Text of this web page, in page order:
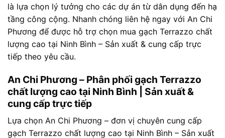
là lựa chọn lý tưởng cho các dự án từ dân dụng đến hạ
tầng công cộng. Nhanh chóng liên hệ ngay với An Chi
Phương để được hỗ trợ chọn mua gạch Terrazzo chất
lượng cao tại Ninh Bình – Sản xuất & cung cấp trực
tiếp theo yêu cầu.
An Chi Phương – Phân phối gạch Terrazzo
chất lượng cao tại Ninh Bình | Sản xuất &
cung cấp trực tiếp
Lựa chọn An Chi Phương – đơn vị chuyên cung cấp
gạch Terrazzo chất lượng cao tại Ninh Bình – Sản xuất